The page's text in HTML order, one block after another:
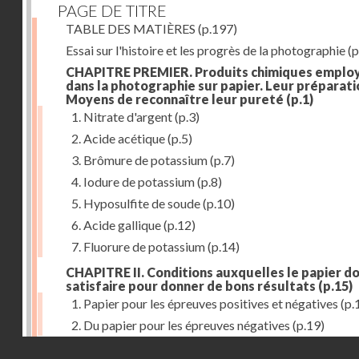
PAGE DE TITRE
TABLE DES MATIÈRES (p.197)
Essai sur l'histoire et les progrès de la photographie
CHAPITRE PREMIER. Produits chimiques
dans la photographie sur papier. Leur
Moyens de reconnaître leur pureté (p.1)
1. Nitrate d'argent(p.3)
2. Acide acétique(p.5)
3. Brômure de potassium(p.7)
4. Iodure de potassium(p.8)
5. Hyposulfite de soude(p.10)
6. Acide gallique(p.12)
7. Fluorure de potassium(p.14)
CHAPITRE II. Conditions auxquelles le papier
satisfaire pour donner de bons résultats (p.15)
1. Papier pour les épreuves positives et négatives
2. Du papier pour les épreuves négatives (p.19)